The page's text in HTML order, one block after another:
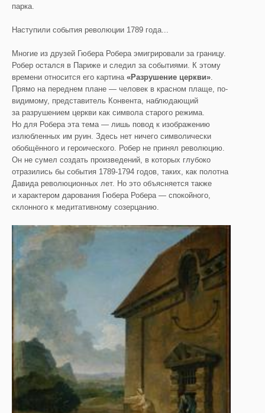
парка.
Наступили события революции 1789 года...
Многие из друзей Гюбера Робера эмигрировали за границу.
Робер остался в Париже и следил за событиями. К этому
времени относится его картина «Разрушение церкви».
Прямо на переднем плане — человек в красном плаще, по-
видимому, представитель Конвента, наблюдающий
за разрушением церкви как символа старого режима.
Но для Робера эта тема — лишь повод к изображению
излюбленных им руин. Здесь нет ничего символически
обобщённого и героического. Робер не принял революцию.
Он не сумел создать произведений, в которых глубоко
отразились бы события 1789-1794 годов, таких, как полотна
Давида революционных лет. Но это объясняется также
и характером дарования Гюбера Робера — спокойного,
склонного к медитативному созерцанию.